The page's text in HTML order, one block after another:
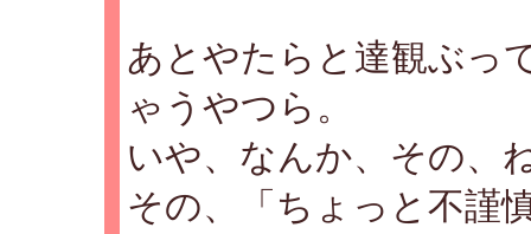
あとやたらと達観ぶっ
ゃうやつら。
いや、なんか、その
その、「ちょっと不謹